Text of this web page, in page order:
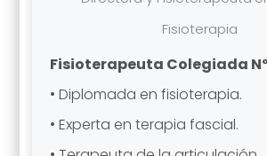
Fisioterapia
Fisioterapeuta Colegiada Nº
• Diplomada en fisioterapia.
• Experta en terapia fascial.